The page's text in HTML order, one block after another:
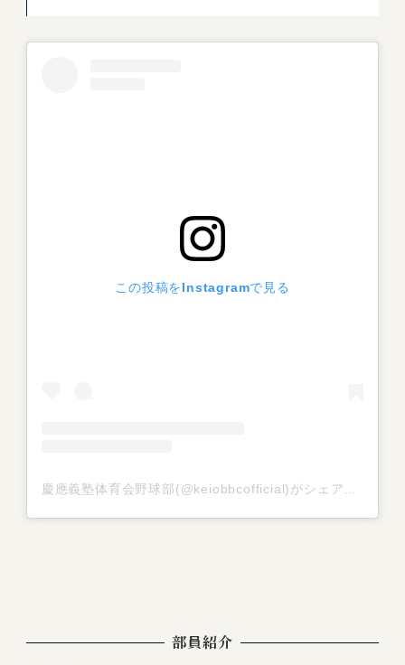
この投稿をInstagramで見る
慶應義塾体育会野球部(@keiobbcofficial)がシェアした投稿
部員紹介